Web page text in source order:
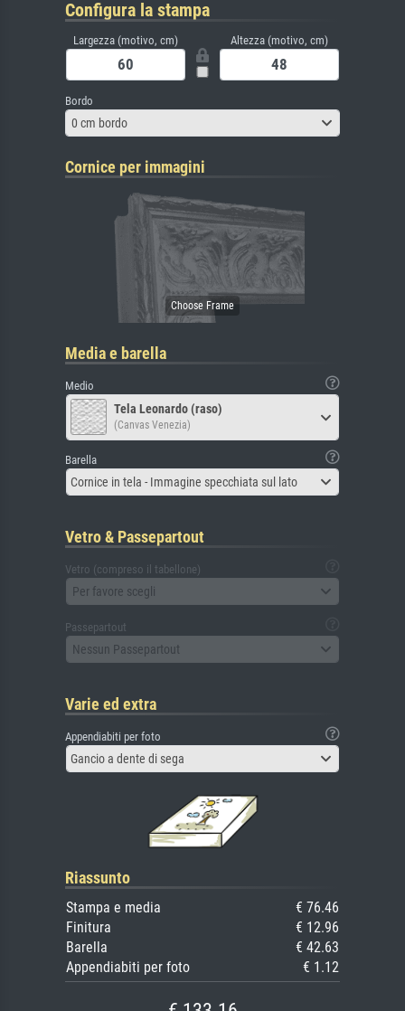
Configura la stampa
Largezza (motivo, cm) Altezza (motivo, cm)
Bordo
0 cm bordo
Cornice per immagini
Media e barella
Medio
Tela Leonardo (raso)
(Canvas Venezia)
Barella
Cornice in tela - Immagine specchiata sul lato
Vetro & Passepartout
Vetro (compreso il tabellone)
Per favore scegli
Passepartout
Nessun Passepartout
Varie ed extra
Appendiabiti per foto
Gancio a dente di sega
Riassunto
Stampa e media
€ 76.46
Finitura
€ 12.96
Barella
€ 42.63
Appendiabiti per foto
€ 1.12